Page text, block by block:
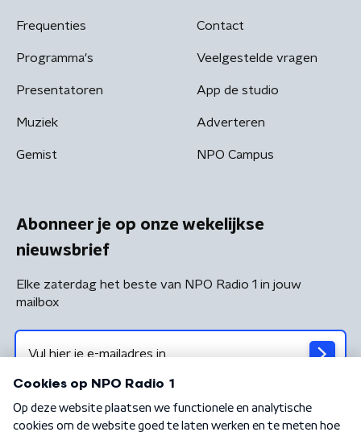
Frequenties
Programma's
Presentatoren
Muziek
Gemist
Contact
Veelgestelde vragen
App de studio
Adverteren
NPO Campus
Abonneer je op onze wekelijkse
nieuwsbrief
Elke zaterdag het beste van NPO Radio 1 in jouw
mailbox